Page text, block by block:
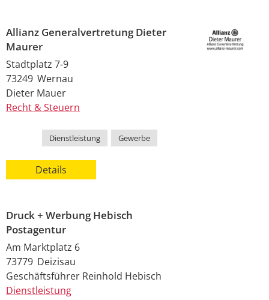
Allianz Generalvertretung Dieter
Maurer
Stadtplatz 7-9
73249 Wernau
Dieter Mauer
Recht & Steuern
Dienstleistung Gewerbe
Details
Druck + Werbung Hebisch
Postagentur
Am Marktplatz 6
73779 Deizisau
Geschäftsführer Reinhold Hebisch
Dienstleistung